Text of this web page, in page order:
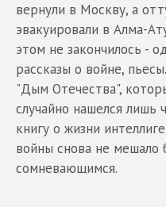
вернули в Москву, а
эвакуировали в Алма-
этом не закончилось -
рассказы о войне,
"Дым Отечества",
случайно нашелся лишь
книгу о жизни
войны снова не мешало
сомневающимся.